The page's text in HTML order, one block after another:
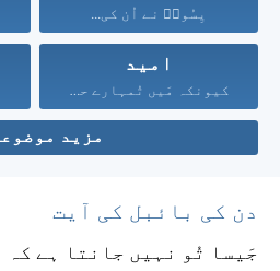
یِسُوعؔ نے اُن کی...
امید
کیونکہ مَیں تُمہارے حق...
مزید
دن کی بائبل کی آیت
جَیسا تُو نہیں جانتا ہے کہ